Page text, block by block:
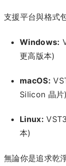
支援平台與格式
Windows:
更高版本)
macOS:
Silicon 晶片)
Linux:
本)
無論你是追求乾